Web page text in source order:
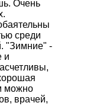
Очень
среди
"Зимние" -
и
можно
врачей,